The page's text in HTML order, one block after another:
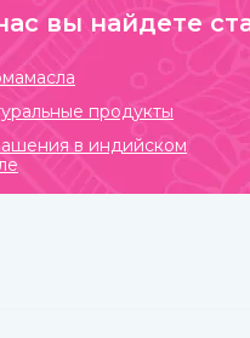
вы найдете
продукты
в индийском